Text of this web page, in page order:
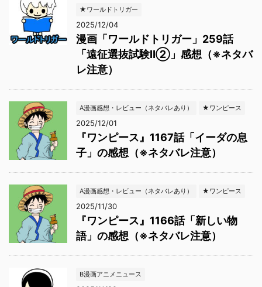
★ワールドトリガー
2025/12/04
漫画「ワールドトリガー」259話
「遠征選抜試験Ⅱ②」感想（※ネタバ
レ注意）
A漫画感想・レビュー（ネタバレあり） ★ワンピース
2025/12/01
『ワンピース』1167話「イーダの息
子」の感想（※ネタバレ注意）
A漫画感想・レビュー（ネタバレあり） ★ワンピース
2025/11/30
『ワンピース』1166話「新しい物
語」の感想（※ネタバレ注意）
B漫画アニメニュース